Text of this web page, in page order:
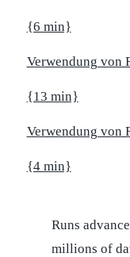
{6 min}
Verwendung von
{13 min}
Verwendung von
{4 min}
Runs
millions of